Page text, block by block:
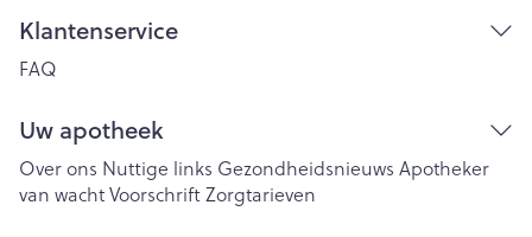
Klantenservice
FAQ
Uw apotheek
Over ons Nuttige links Gezondheidsnieuws Apotheker
van wachtVoorschriftZorgtarieven